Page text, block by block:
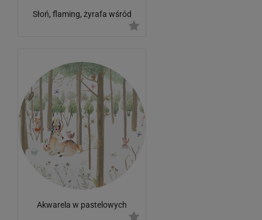
Słoń, flaming, żyrafa wśród
Akwarela w pastelowych
kolorach Leśne zwierzęta i las